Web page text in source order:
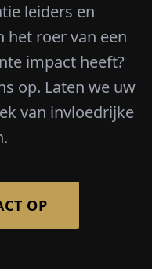
leiders en
het roer van een
impact heeft?
op. Laten we uw
van invloedrijke
OP